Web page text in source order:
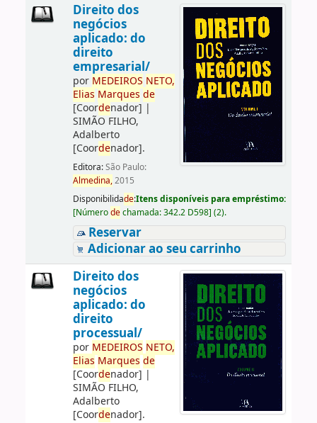
Direito dos
negócios
aplicado: do
direito
empresarial/
por MEDEIROS NETO,
Elias Marques de
[Coordenador] |
SIMÃO FILHO,
Adalberto
[Coordenador].
Editora:São Paulo:
Almedina,2015
Disponibilidade:Itens disponíveis para empréstimo:
[Númerodechamada:342.2 D598] (2).
Reservar
Adicionar ao seu carrinho
Direito dos
negócios
aplicado: do
direito
processual/
por MEDEIROS NETO,
Elias Marques de
[Coordenador] |
SIMÃO FILHO,
Adalberto
[Coordenador].